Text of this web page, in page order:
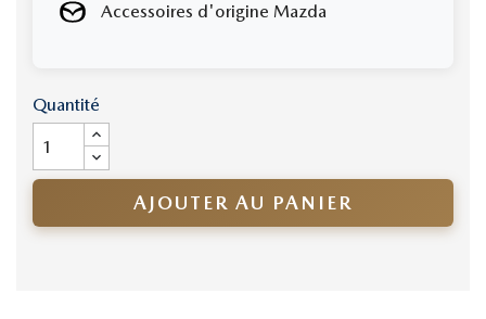
Accessoires d'origine Mazda
Quantité
AJOUTER AU PANIER